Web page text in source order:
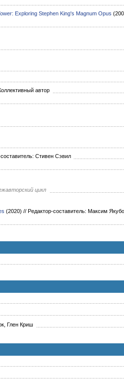
Exploring Stephen King's Magnum Opus
автор
Стивен Сэвил
цикл
(2020) // Редактор-составитель: Максим
Глен Криш